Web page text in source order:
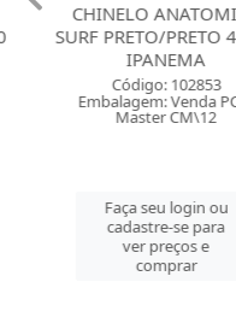
CHINELO ANATOMICA
SURF PRETO/PRETO 41/
IPANEMA
Código: 102853
Embalagem: Venda PC\1
Master CM\12
Faça seu login ou
cadastre-se para
ver preços e
comprar